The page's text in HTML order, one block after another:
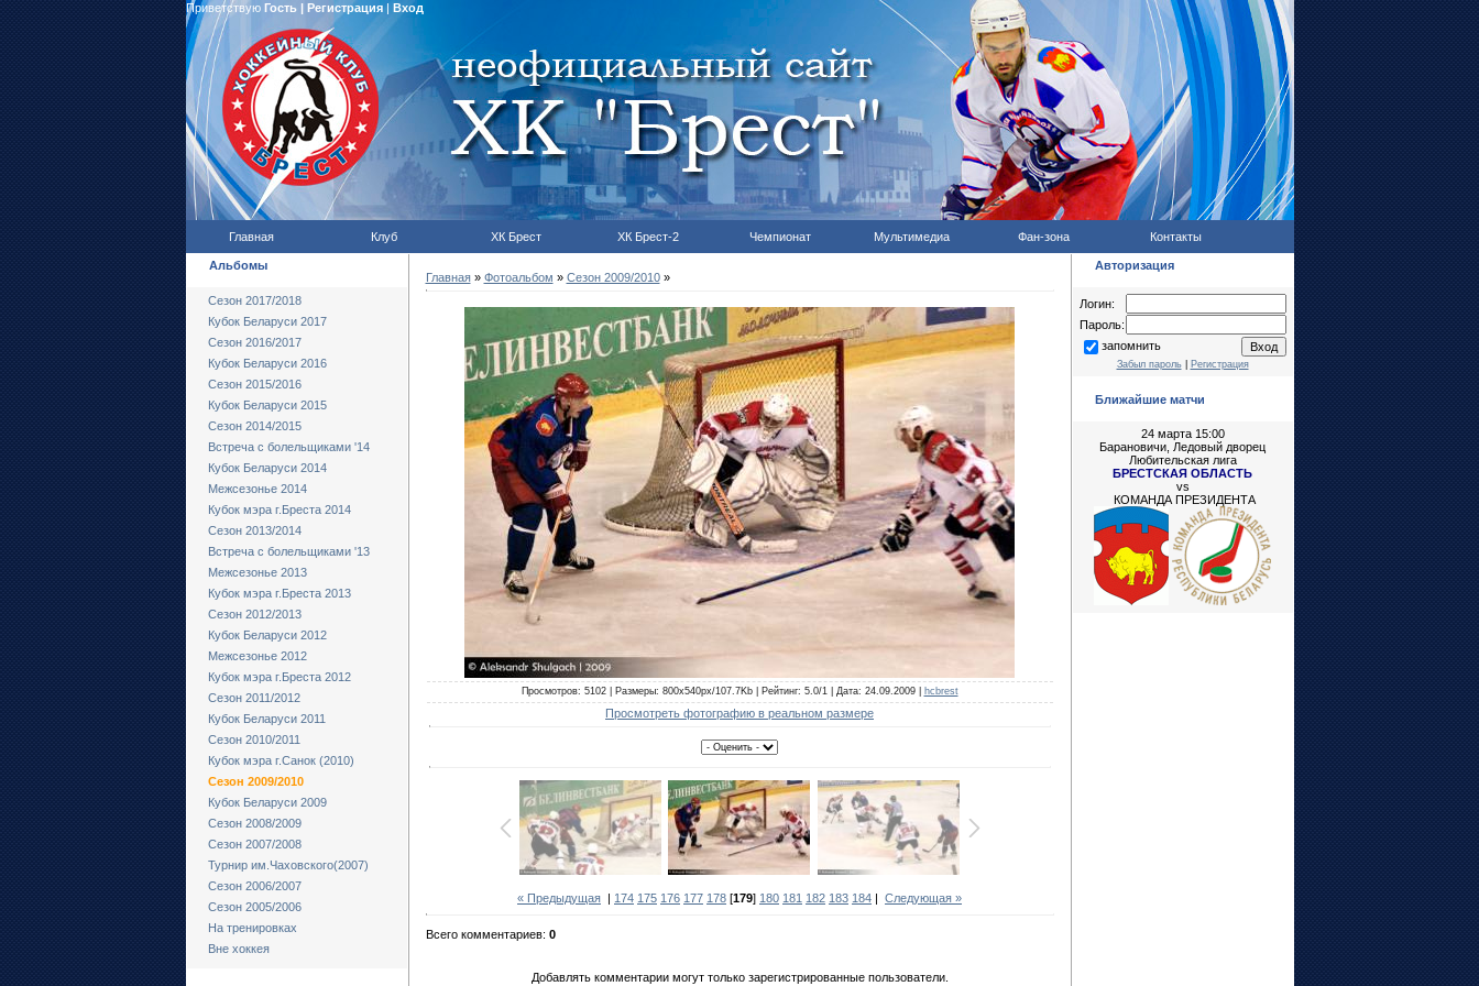
Приветствую Гость | Регистрация| Вход
Главная Клуб ХК Брест ХК Брест-2 Чемпионат Мультимедиа Фан-зона Контакты
Альбомы
Сезон 2017/2018
Кубок Беларуси 2017
Сезон 2016/2017
Кубок Беларуси 2016
Сезон 2015/2016
Кубок Беларуси 2015
Сезон 2014/2015
Встреча с болельщиками '14
Кубок Беларуси 2014
Межсезонье 2014
Кубок мэра г.Бреста 2014
Сезон 2013/2014
Встреча с болельщиками '13
Межсезонье 2013
Кубок мэра г.Бреста 2013
Сезон 2012/2013
Кубок Беларуси 2012
Межсезонье 2012
Кубок мэра г.Бреста 2012
Сезон 2011/2012
Кубок Беларуси 2011
Сезон 2010/2011
Кубок мэра г.Санок (2010)
Сезон 2009/2010
Кубок Беларуси 2009
Сезон 2008/2009
Сезон 2007/2008
Турнир им.Чаховского(2007)
Сезон 2006/2007
Сезон 2005/2006
На тренировках
Вне хоккея
Главная» Фотоальбом » Сезон 2009/2010»
Просмотров: 5102 | Размеры: 800x540px/107.7Kb | Рейтинг: 5.0/1 | Дата: 24.09.2009 | hcbrest
Просмотреть фотографию в реальном размере
« Предыдущая | 174 175 176 177 178 [179] 180 181 182 183 184 | Следующая »
Всего комментариев: 0
Добавлять комментарии могут только зарегистрированные пользователи.
Авторизация
Логин:
Пароль:
запомнить
Забыл пароль| Регистрация
Ближайшие матчи
24 марта 15:00
Барановичи, Ледовый дворец
Любительская лига
БРЕСТСКАЯ ОБЛАСТЬ
vs
КОМАНДА ПРЕЗИДЕНТА